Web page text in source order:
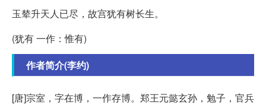
玉辇升天人已尽，故宫犹有树长生。
(犹有 一作：惟有)
作者简介(李约)
[唐]宗室，字在博，一作存博。郑王元懿玄孙，勉子，官兵